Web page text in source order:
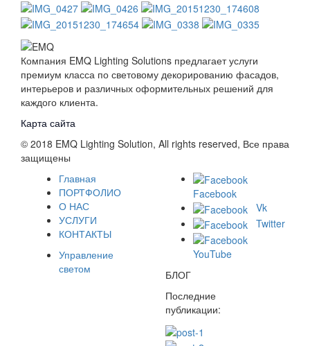
Компания EMQ Lighting Solutions предлагает услуги
премиум класса по световому декорированию фасадов,
интерьеров и различных оформительных решений для
каждого клиента.
Карта сайта
© 2018 EMQ Lighting Solution, All rights reserved, Все права
защищены
Главная
ПОРТФОЛИО
О НАС
УСЛУГИ
КОНТАКТЫ
Управление
светом
Facebook
Vk
Twitter
YouTube
БЛОГ
Последние
публикации: